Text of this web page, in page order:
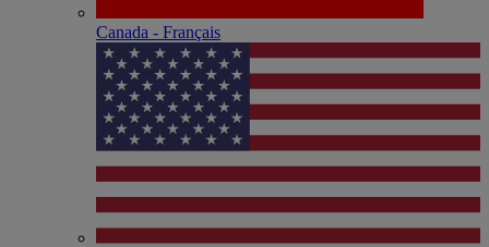
Canada - Français